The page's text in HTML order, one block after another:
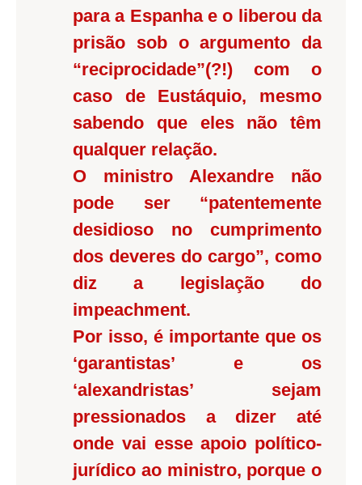
para a Espanha e o liberou da
prisão sob o argumento da
“reciprocidade”(?!) com o
caso de Eustáquio, mesmo
sabendo que eles não têm
qualquer relação.
O ministro Alexandre não
pode ser “patentemente
desidioso no cumprimento
dos deveres do cargo”, como
diz a legislação do
impeachment.
Por isso, é importante que os
‘garantistas’ e os
‘alexandristas’ sejam
pressionados a dizer até
onde vai esse apoio político-
jurídico ao ministro, porque o